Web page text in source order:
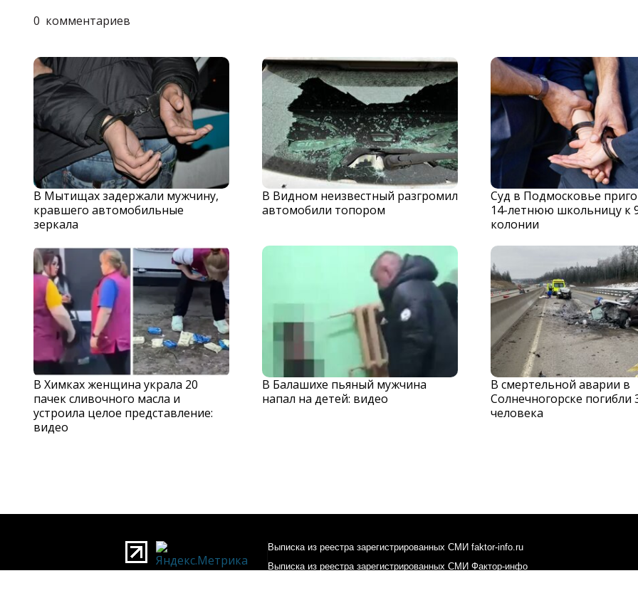
0 комментариев
В Мытищах задержали мужчину,
кравшего автомобильные
зеркала
В Видном неизвестный разгромил
автомобили топором
Суд в Подмосковье
14-летнюю школьницу к
колонии
В Химках женщина украла 20
пачек сливочного масла и
устроила целое представление:
видео
В Балашихе пьяный мужчина
напал на детей: видео
В смертельной аварии в
Солнечногорске погибли
человека
Выписка из реестра зарегистрированных СМИ faktor-info.ru
Выписка из реестра зарегистрированных СМИ Фактор-инфо